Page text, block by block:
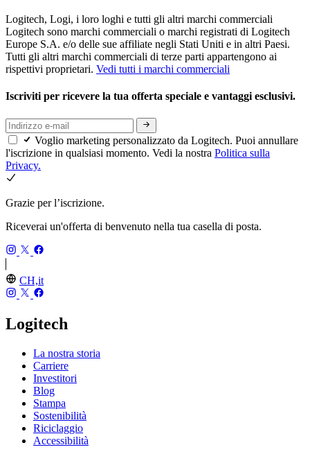
Logitech, Logi, i loro loghi e tutti gli altri marchi commerciali
Logitech sono marchi commerciali o marchi registrati di Logitech
Europe S.A. e/o delle sue affiliate negli Stati Uniti e in altri Paesi.
Tutti gli altri marchi commerciali di terze parti appartengono ai
rispettivi proprietari. Vedi tutti i marchi commerciali
Iscriviti per ricevere la tua offerta speciale e vantaggi esclusivi.
Voglio marketing personalizzato da Logitech. Puoi annullare
l'iscrizione in qualsiasi momento. Vedi la nostra Politica sulla
Privacy.
Grazie per l’iscrizione.
Riceverai un'offerta di benvenuto nella tua casella di posta.
CH,it
Logitech
La nostra storia
Carriere
Investitori
Blog
Stampa
Sostenibilità
Riciclaggio
Accessibilità